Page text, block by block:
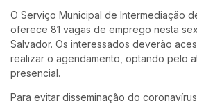
O Serviço Municipal de Intermediação
oferece 81 vagas de emprego nesta
Salvador. Os interessados deverão
realizar o agendamento, optando pelo
presencial.
Para evitar disseminação do